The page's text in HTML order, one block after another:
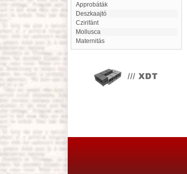
Approbáták
Deszkaajtó
Czirifánt
mollusca
maternitás